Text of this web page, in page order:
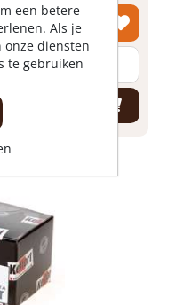
+
een betere
Als je
diensten
te gebruiken